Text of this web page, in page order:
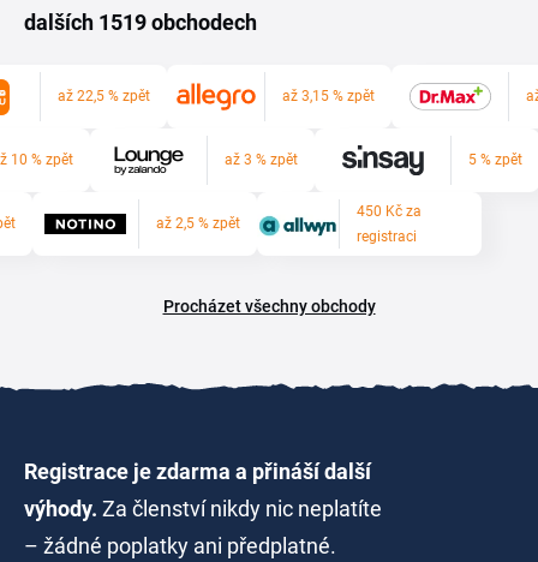
dalších 1519 obchodech
až 22,5 % zpět až 3,15 % zpět
10 % zpět až 3 % zpět 5 % zpět
až 2,5 % zpět
450 Kč za
registraci
Procházet všechny obchody
Registrace je zdarma a přináší další
výhody. Za členství nikdy nic neplatíte
– žádné poplatky ani předplatné.